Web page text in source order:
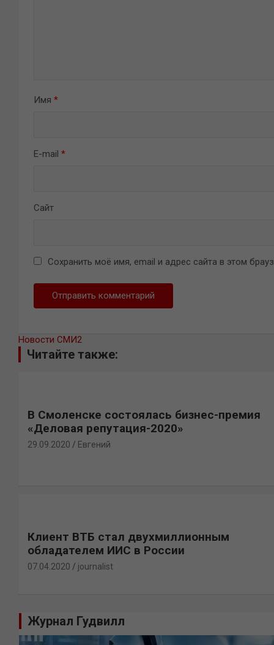
Имя *
E-mail *
Сайт
Сохранить моё имя, email и адрес сайта в этом
Новости СМИ2
Читайте также:
В Смоленске состоялась бизнес-премия
«Деловая репутация-2020»
29.09.2020 Евгений
Клиент ВТБ стал двухмиллионным
обладателем ИИС в России
07.04.2020 journalist
Журнал Гудвилл